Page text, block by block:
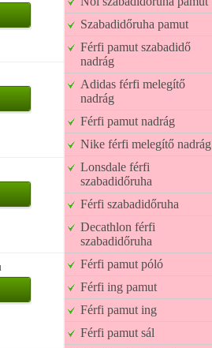
Szabadidőruha pamut
Férfi pamut szabadidő
nadrág
Adidas férfi melegítő
nadrág
Férfi pamut nadrág
Nike férfi melegítő nadrág
Lonsdale férfi
szabadidőruha
Férfi szabadidőruha
Decathlon férfi
szabadidőruha
Férfi pamut póló
Férfi ing pamut
Férfi pamut ing
Férfi pamut sál